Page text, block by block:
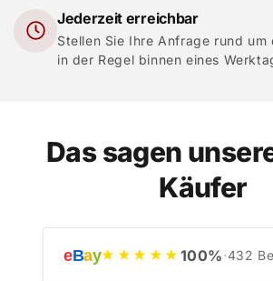
Jederzeit erreichbar
Stellen Sie Ihre Anfrage rund um
in der Regel binnen eines
Das sagen
Käufer
eBay★★★★★ 100%·432